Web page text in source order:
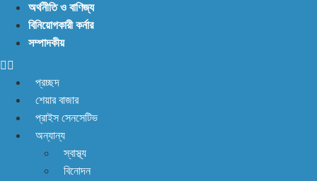
পর্যাপ্ত ঘুমেও ক্লান্তি কাটছে না! আছে প্রতিকার
অর্থনীতি ও বাণিজ্য
বিনিয়োগকারী কর্নার
সম্পাদকীয়
প্রচ্ছদ
শেয়ার বাজার
প্রাইস সেনসেটিভ
অন্যান্য
স্বাস্থ্য
বিনোদন